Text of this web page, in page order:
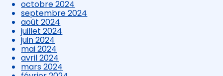
octobre 2024
septembre 2024
août 2024
juillet 2024
juin 2024
mai 2024
avril 2024
mars 2024